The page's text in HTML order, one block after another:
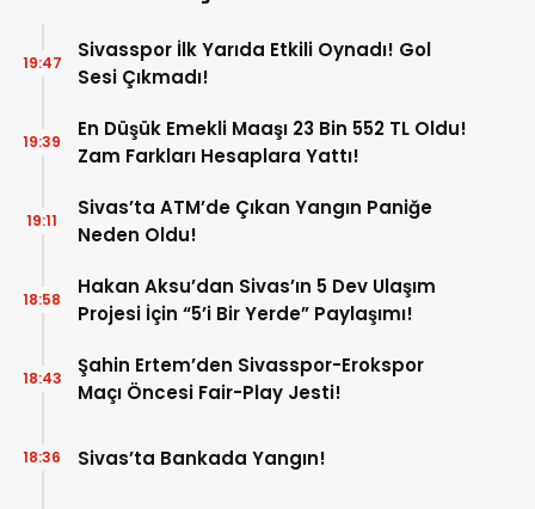
Sivasspor İlk Yarıda Etkili Oynadı! Gol
Sesi Çıkmadı!
19:47
En Düşük Emekli Maaşı 23 Bin 552 TL Oldu!
Zam Farkları Hesaplara Yattı!
19:39
Sivas’ta ATM’de Çıkan Yangın Paniğe
Neden Oldu!
19:11
Hakan Aksu’dan Sivas’ın 5 Dev Ulaşım
Projesi İçin “5’i Bir Yerde” Paylaşımı!
18:58
Şahin Ertem’den Sivasspor-Erokspor
Maçı Öncesi Fair-Play Jesti!
18:43
Sivas’ta Bankada Yangın!
18:36